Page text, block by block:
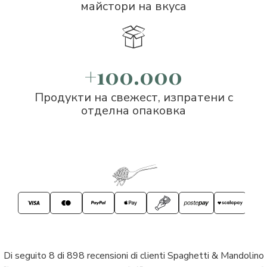
майстори на вкуса
+100.000
Продукти на свежест, изпратени с
отделна опаковка
Di seguito 8 di 898 recensioni di clienti Spaghetti & Mandolino